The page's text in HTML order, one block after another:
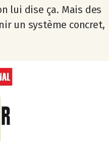
lui dise ça. Mais des
un système concret,